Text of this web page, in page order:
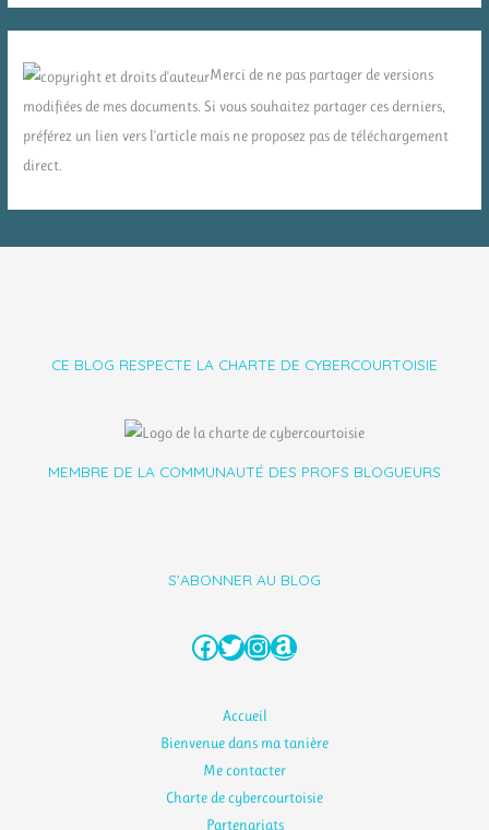
Merci de ne pas partager de versions
modifiées de mes documents. Si vous souhaitez partager ces derniers,
préférez un lien vers l'article mais ne proposez pas de téléchargement
direct.
CE BLOG RESPECTE LA CHARTE DE CYBERCOURTOISIE
MEMBRE DE LA COMMUNAUTÉ DES PROFS BLOGUEURS
S'ABONNER AU BLOG
Facebook
Twitter
Instagram
Amazon
Accueil
Bienvenue dans ma tanière
Me contacter
Charte de cybercourtoisie
Partenariats